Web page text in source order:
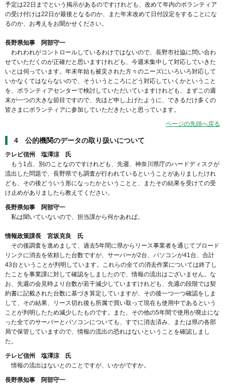
予定は22日までという掲示があるのですけれども、改めて年内のボランティア
の受け付けは22日が最後となるのか、また年末改めて日付設定をすることにな
るのか、お考えをお聞かせください。
長野県知事 阿部守一
われわれがコントロールしているわけではないので、長野市社協に問い合わ
せていただくのが正確だと思いますけれども、今週末集中して対応していきた
いとは伺っています。年末年始も被災された方々のニーズにいろいろ対応して
いかなくてはならないので、そういうところにどう対応していくかということ
を、ボランティアセンターで検討していただいていますけれども、まずこの週
末が一つの大きな節目ですので、先ほど申し上げたように、できるだけ多くの
皆さまにボランティアに参加していただきたいと思っています。
ページの先頭へ戻る
4 公的機関のデータの取り扱いについて
テレビ信州 塩澤涼 氏
もう1点、別のことなのですけれども、先週、神奈川県庁のハードディスクが
流出した問題で、長野県でも調査が行われているということがありましたけれ
ども、その後どういう形になったかということと、またその結果を受けての受
け止めがありましたら教えてください。
長野県知事 阿部守一
私は聞いていないので、担当課から何かあれば。
情報政策課長 宮坂克良 氏
その後調査を進めまして、過去5年間に県からリース事業者を通じてブロード
リンクに消去を依頼した台数ですが、サーバーが2台、パソコンが41台、合計
43台ということが判明しています。これらの全ての消去作業については終了し
たことを事業課に対して確認をしましたので、情報の流出はございません。な
お、先週の会見時より台数が若干減少していますけれども、先週の段階では契
約書に記載された台数に基づき算定していますが、その後一つ一つ確認をしま
して、その結果、リース切れ後も所属で買い取って現在も使用中であるという
ことが判明したため減少したものです。また、その他の5年間で使用が廃止にな
った全てのサーバーとパソコンについても、すでに消去済み、または県の各部
局で保管していますので、情報の流出の恐れはないということを確認しまし
た。
テレビ信州 塩澤涼 氏
情報の流出はないとのことですが、いかがですか。
長野県知事 阿部守一